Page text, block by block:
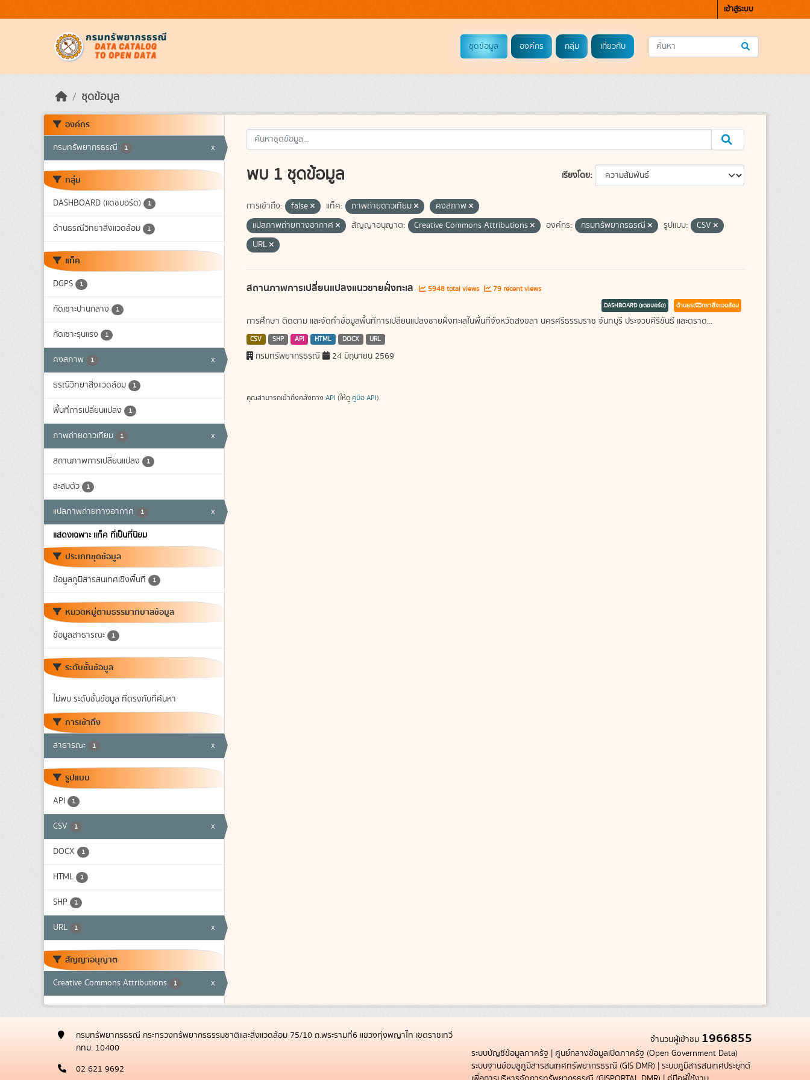
เข้าสู่ระบบ
ชุดข้อมูล องค์กร กลุ่ม เกี่ยวกับ
ชุดข้อมูล
องค์กร
กรมทรัพยากรธรณี 1 x
กลุ่ม
DASHBOARD (แดชบอร์ด) 1
ด้านธรณีวิทยาสิ่งแวดล้อม 1
แท็ค
DGPS 1
กัดเซาะปานกลาง 1
กัดเซาะรุนแรง 1
คงสภาพ 1 x
ธรณีวิทยาสิ่งแวดล้อม 1
พื้นที่การเปลี่ยนแปลง 1
ภาพถ่ายดาวเทียม 1 x
สถานภาพการเปลี่ยนแปลง 1
สะสมตัว 1
แปลภาพถ่ายทางอากาศ 1
x
แสดงเฉพาะ แท็ค ที่เป็นที่นิยม
ประเภทชุดข้อมูล
ข้อมูลภูมิสารสนเทศเชิงพื้นที่ 1
หมวดหมู่ตามธรรมาภิบาลข้อมูล
ข้อมูลสาธารณะ 1
ระดับชั้นข้อมูล
ไม่พบ ระดับชั้นข้อมูล ที่ตรงกับที่ค้นหา
การเข้าถึง
สาธารณะ 1 x
รูปแบบ
API 1
CSV 1 x
DOCX 1
HTML 1
SHP 1
URL 1 x
สัญญาอนุญาต
Creative Commons Attributions 1 x
เรียงโดย
พบ 1 ชุดข้อมูล
การเข้าถึง: false แท็ค: ภาพถ่ายดาวเทียม
คงสภาพ
แปลภาพถ่ายทางอากาศ
สัญญาอนุญาต: Creative Commons Attributions องค์กร: กรมทรัพยากรธรณี รูปแบบ:
CSV
URL
สถานภาพการเปลี่ยนแปลงแนวชายฝั่งทะเล 5948 total views 79 recent views
DASHBOARD (แดชบอร์ด) ด้านธรณีวิทยาสิ่งแวดล้อม
การศึกษา ติดตาม และจัดทำข้อมูลพื้นที่การเปลี่ยนแปลงชายฝั่งทะเลในพื้นที่จังหวัดสงขลา นครศรีธรรมราช จันทบุรี ประจวบคีรีขันธ์ และตราด...
CSV SHP API HTML DOCX URL
กรมทรัพยากรธรณี 24 มิถุนายน 2569
คุณสามารถเข้าถึงคลังทาง API (ให้ดู คู่มือ API).
กรมทรัพยากรธรณี กระทรวงทรัพยากรธรรมชาติและสิ่งแวดล้อม 75/10 ถ.พระรามที่6 แขวงทุ่งพญาไท เขตราชเทวี
กทม. 10400
02 621 9692
จำนวนผู้เข้าชม 1966855
ระบบบัญชีข้อมูลภาครัฐ | ศูนย์กลางข้อมูลเปิดภาครัฐ (Open Government Data)
ระบบฐานข้อมลูภูมิสารสนเทศทรัพยากรธรณี (GIS DMR) | ระบบภูมิสารสนเทศประยุกต์